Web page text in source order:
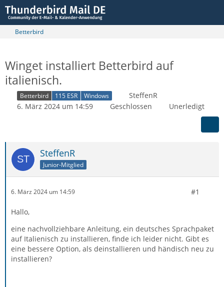
Betterbird
Winget installiert Betterbird auf
italienisch.
Betterbird 115 ESR Windows
SteffenR
6. März 2024 um 14:59
Geschlossen Unerledigt
SteffenR
Junior-Mitglied
6. März 2024 um 14:59 #1
Hallo,
eine nachvollziehbare Anleitung, ein deutsches Sprachpaket
auf Italienisch zu installieren, finde ich leider nicht. Gibt es
eine bessere Option, als deinstallieren und händisch neu zu
installieren?